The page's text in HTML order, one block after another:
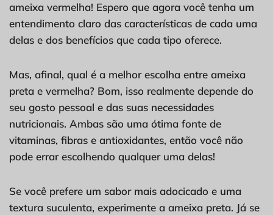
ameixa vermelha! Espero que agora você tenha um
entendimento claro das características de cada uma
delas e dos benefícios que cada tipo oferece.
Mas, afinal, qual é a melhor escolha entre ameixa
preta e vermelha? Bom, isso realmente depende do
seu gosto pessoal e das suas necessidades
nutricionais. Ambas são uma ótima fonte de
vitaminas, fibras e antioxidantes, então você não
pode errar escolhendo qualquer uma delas!
Se você prefere um sabor mais adocicado e uma
textura suculenta, experimente a ameixa preta. Já se